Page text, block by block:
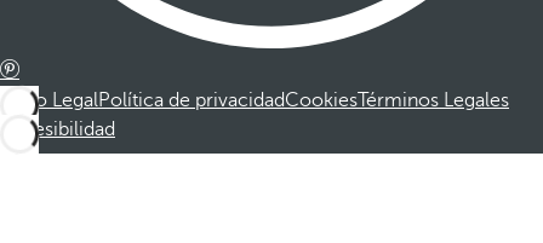
Aviso LegalPolítica de privacidadCookiesTérminos Legales
Accesibilidad